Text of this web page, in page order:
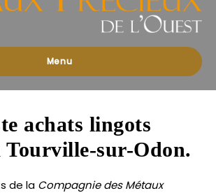
Menu
achats lingots
Tourville-sur-Odon.
de la Compagnie des Métaux